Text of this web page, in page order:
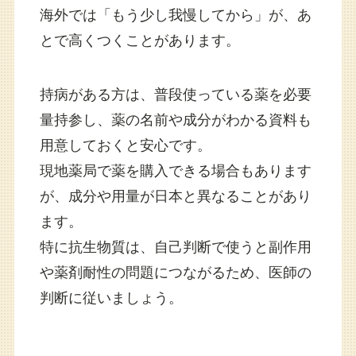
海外では「もう少し我慢してから」が、あ
とで高くつくことがあります。
持病がある方は、普段使っている薬を必要
量持参し、薬の名前や成分がわかる資料も
用意しておくと安心です。
現地薬局で薬を購入できる場合もあります
が、成分や用量が日本と異なることがあり
ます。
特に抗生物質は、自己判断で使うと副作用
や薬剤耐性の問題につながるため、医師の
判断に従いましょう。